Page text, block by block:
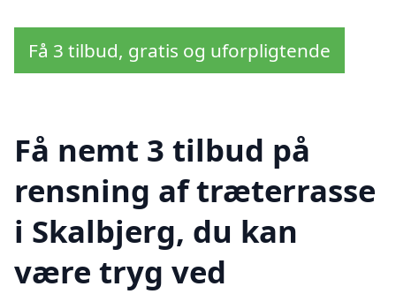
Få 3 tilbud, gratis og uforpligtende
Få nemt 3 tilbud på
rensning af træterrasse
i Skalbjerg, du kan
være tryg ved